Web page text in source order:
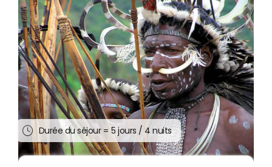
Durée du séjour = 5 jours / 4 nuits